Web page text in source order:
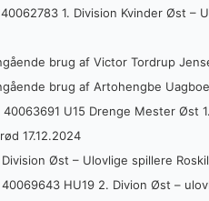
1. Division Kvinder Øst –
brug af Victor Tordrup
brug af Artohengbe
U15 Drenge Mester Øst
17.12.2024
Øst – Ulovlige spillere
40069643 HU19 2. Divion Øst –